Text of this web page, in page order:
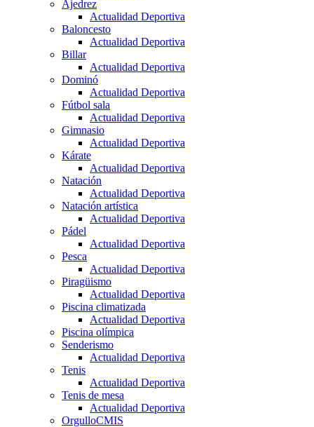
Ajedrez
Actualidad Deportiva
Baloncesto
Actualidad Deportiva
Billar
Actualidad Deportiva
Dominó
Actualidad Deportiva
Fútbol sala
Actualidad Deportiva
Gimnasio
Actualidad Deportiva
Kárate
Actualidad Deportiva
Natación
Actualidad Deportiva
Natación artística
Actualidad Deportiva
Pádel
Actualidad Deportiva
Pesca
Actualidad Deportiva
Piragüismo
Actualidad Deportiva
Piscina climatizada
Actualidad Deportiva
Piscina olímpica
Senderismo
Actualidad Deportiva
Tenis
Actualidad Deportiva
Tenis de mesa
Actualidad Deportiva
OrgulloCMIS